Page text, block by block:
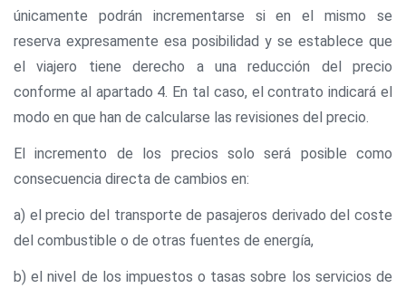
únicamente podrán incrementarse si en el mismo se
reserva expresamente esa posibilidad y se establece que
el viajero tiene derecho a una reducción del precio
conforme al apartado 4. En tal caso, el contrato indicará el
modo en que han de calcularse las revisiones del precio.
El incremento de los precios solo será posible como
consecuencia directa de cambios en:
a) el precio del transporte de pasajeros derivado del coste
del combustible o de otras fuentes de energía,
b) el nivel de los impuestos o tasas sobre los servicios de